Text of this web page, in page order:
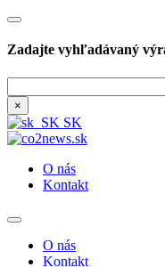
Zadajte vyhľadávaný
×
SK
O nás
Kontakt
O nás
Kontakt